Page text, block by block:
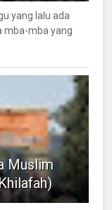
yang lalu ada
mba-mba yang
Muslim